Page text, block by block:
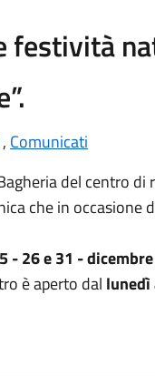
festività
, Comunicati
del centro di
che in occasione
- 26 e 31 -
è aperto dal lunedì